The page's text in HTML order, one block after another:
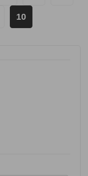
10